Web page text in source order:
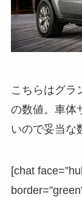
こちらはグラ
の数値。車体
いので妥当な
[chat